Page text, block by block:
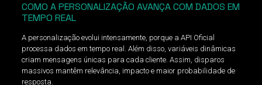
COMO A PERSONALIZAÇÃO AVANÇA COM DADOS EM
TEMPO REAL
A personalização evolui intensamente, porque a API Oficial
processa dados em tempo real. Além disso, variáveis dinâmicas
criam mensagens únicas para cada cliente. Assim, disparos
massivos mantêm relevância, impacto e maior probabilidade de
resposta.